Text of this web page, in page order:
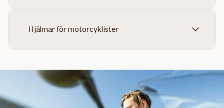
Hjälmar för motorcyklister